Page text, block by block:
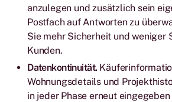
anzulegen und zusätzlich sein
Postfach auf Antworten zu
Sie mehr Sicherheit und weniger
Kunden.
Datenkontinuität.
Wohnungsdetails und
in jeder Phase erneut